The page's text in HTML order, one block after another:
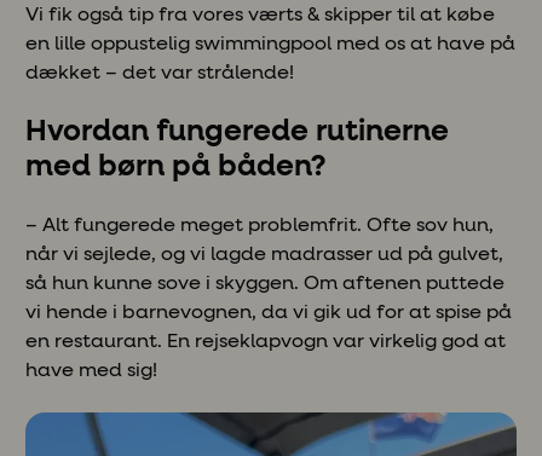
Vi fik også tip fra vores værts & skipper til at købe
en lille oppustelig swimmingpool med os at have på
dækket – det var strålende!
Hvordan fungerede rutinerne
med børn på båden?
– Alt fungerede meget problemfrit. Ofte sov hun,
når vi sejlede, og vi lagde madrasser ud på gulvet,
så hun kunne sove i skyggen. Om aftenen puttede
vi hende i barnevognen, da vi gik ud for at spise på
en restaurant. En rejseklapvogn var virkelig god at
have med sig!